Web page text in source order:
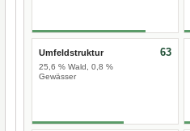
Umfeldstruktur
25,6 % Wald, 0,8 %
Gewässer
63